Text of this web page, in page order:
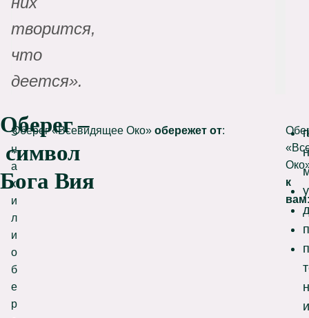
творится,
что
деется».
Оберег –
символ
Бога Вия
З
н
а
к
и
л
и
о
б
е
р
Оберег «Всевидящее Око» обережет от:
и
к
вам: